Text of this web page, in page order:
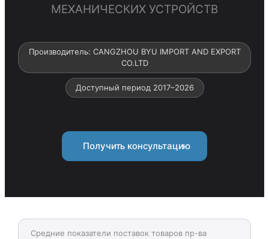
МЕХАНИЧЕСКИХ УСТРОЙСТВ
Производитель: CANGZHOU BYU IMPORT AND EXPORT
CO.LTD
Доступный период 2017–2026
Получить консультацию
Средние показатели поставок товаров пр-ва